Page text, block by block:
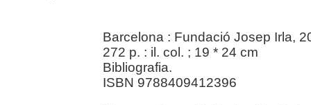
Barcelona : Fundació Josep Irla,
272 p. : il. col. ; 19 * 24 cm
Bibliografia.
ISBN 9788409412396